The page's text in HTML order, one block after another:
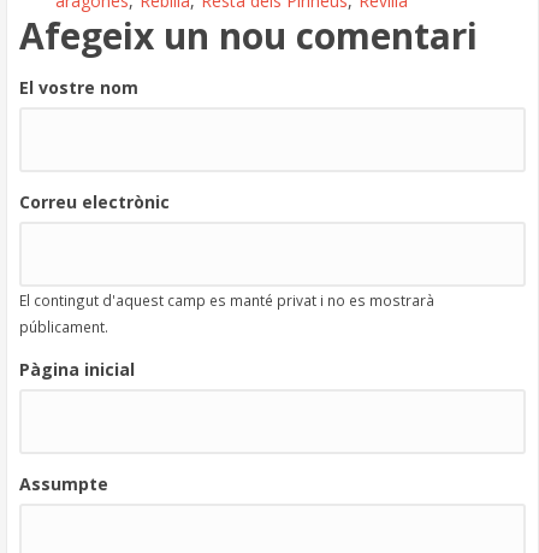
Afegeix un nou comentari
El vostre nom
Correu electrònic
El contingut d'aquest camp es manté privat i no es mostrarà
públicament.
Pàgina inicial
Assumpte